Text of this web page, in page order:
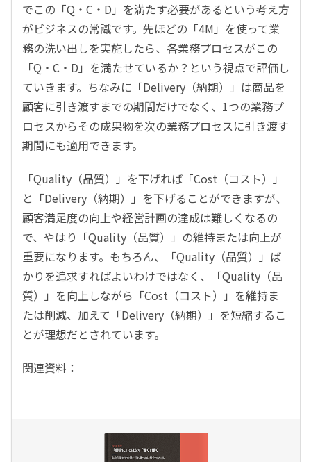
でこの「Q・C・D」を満たす必要があるという考え方
がビジネスの常識です。先ほどの「4M」を使って業
務の洗い出しを実施したら、各業務プロセスがこの
「Q・C・D」を満たせているか？という視点で評価し
ていきます。ちなみに「Delivery（納期）」は商品を
顧客に引き渡すまでの期間だけでなく、1つの業務プ
ロセスからその成果物を次の業務プロセスに引き渡す
期間にも適用できます。
「Quality（品質）」を下げれば「Cost（コスト）」
と「Delivery（納期）」を下げることができますが、
顧客満足度の向上や経営計画の達成は難しくなるの
で、やはり「Quality（品質）」の維持または向上が
重要になります。もちろん、「Quality（品質）」ば
かりを追求すればよいわけではなく、「Quality（品
質）」を向上しながら「Cost（コスト）」を維持ま
たは削減、加えて「Delivery（納期）」を短縮するこ
とが理想だとされています。
関連資料：